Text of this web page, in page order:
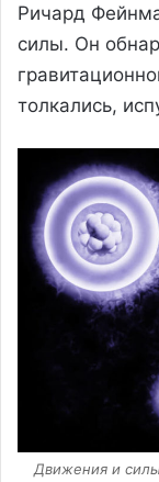
Ричард
силы. Он
толкались,
Движения и силы